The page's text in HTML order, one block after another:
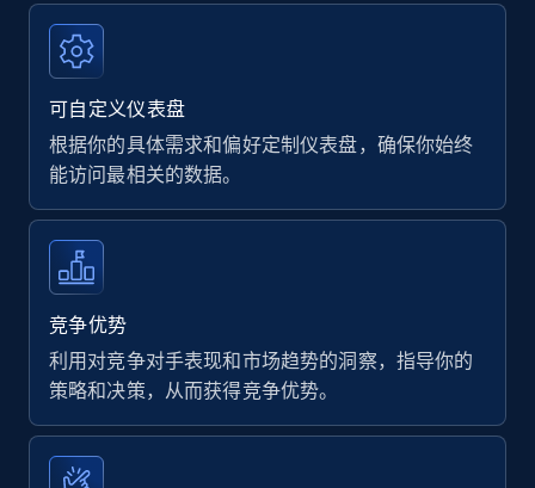
可自定义仪表盘
根据你的具体需求和偏好定制仪表盘，确保你始终
能访问最相关的数据。
竞争优势
利用对竞争对手表现和市场趋势的洞察，指导你的
策略和决策，从而获得竞争优势。